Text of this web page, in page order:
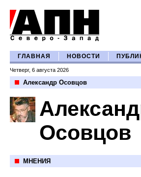
ГЛАВНАЯ НОВОСТИ
Четверг, 6 августа 2026
Александр Осовцов
Осовцов
МНЕНИЯ